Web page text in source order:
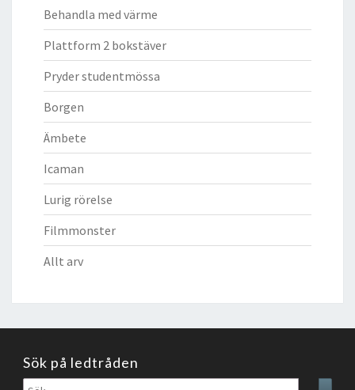
Behandla med värme
Plattform 2 bokstäver
Pryder studentmössa
Borgen
Ämbete
Icaman
Lurig rörelse
Filmmonster
Allt arv
Sök på ledtråden
Sök